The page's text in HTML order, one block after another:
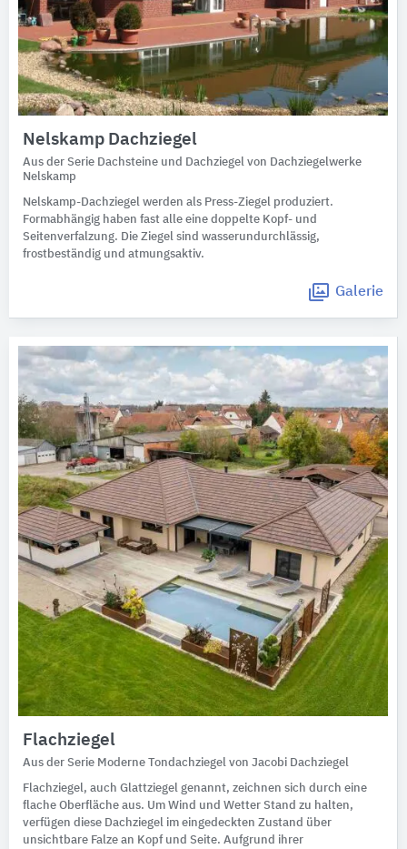
Nelskamp Dachziegel
Aus der Serie Dachsteine und Dachziegel von Dachziegelwerke
Nelskamp
Nelskamp-Dachziegel werden als Press-Ziegel produziert.
Formabhängig haben fast alle eine doppelte Kopf- und
Seitenverfalzung. Die Ziegel sind wasserundurchlässig,
frostbeständig und atmungsaktiv.
Galerie
Flachziegel
Aus der Serie Moderne Tondachziegel von Jacobi Dachziegel
Flachziegel, auch Glattziegel genannt, zeichnen sich durch eine
flache Oberfläche aus. Um Wind und Wetter Stand zu halten,
verfügen diese Dachziegel im eingedeckten Zustand über
unsichtbare Falze an Kopf und Seite. Aufgrund ihrer